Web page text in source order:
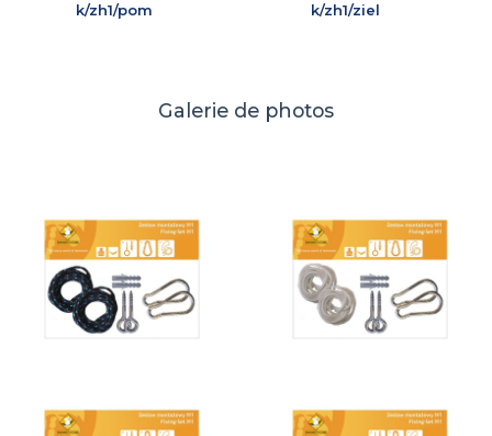
k/zh1/pom k/zh1/ziel
Galerie de photos